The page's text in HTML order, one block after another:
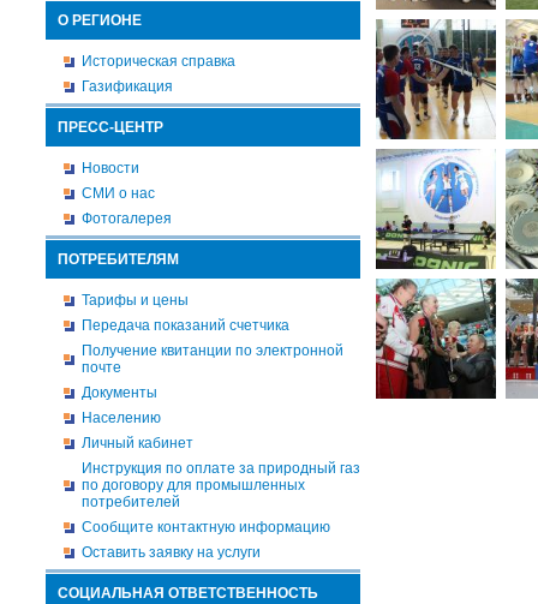
О РЕГИОНЕ
Историческая справка
Газификация
ПРЕСС-ЦЕНТР
Новости
СМИ о нас
Фотогалерея
ПОТРЕБИТЕЛЯМ
Тарифы и цены
Передача показаний счетчика
Получение квитанции по электронной
почте
Документы
Населению
Личный кабинет
Инструкция по оплате за природный газ
по договору для промышленных
потребителей
Сообщите контактную информацию
Оставить заявку на услуги
СОЦИАЛЬНАЯ ОТВЕТСТВЕННОСТЬ